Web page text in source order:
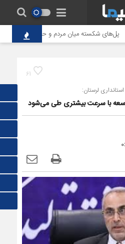
پل‌های شکسته میان مردم و حاکمیت؛ تاوانِ
61
لرستان:
با سرعت بیشتری طی می‌شود